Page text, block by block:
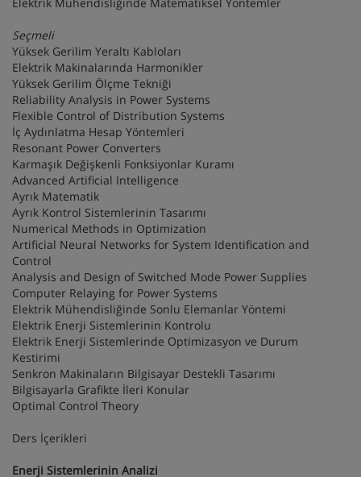
Seçmeli
Yüksek Gerilim Yeraltı Kabloları
Elektrik Makinalarında Harmonikler
Yüksek Gerilim Ölçme Tekniği
Reliability Analysis in Power Systems
Flexible Control of Distribution Systems
İç Aydınlatma Hesap Yöntemleri
Resonant Power Converters
Karmaşık Değişkenli Fonksiyonlar Kuramı
Advanced Artificial Intelligence
Ayrık Matematik
Ayrık Kontrol Sistemlerinin Tasarımı
Numerical Methods in Optimization
Artificial Neural Networks for System Identification and
Control
Analysis and Design of Switched Mode Power Supplies
Computer Relaying for Power Systems
Elektrik Mühendisliğinde Sonlu Elemanlar Yöntemi
Elektrik Enerji Sistemlerinin Kontrolu
Elektrik Enerji Sistemlerinde Optimizasyon ve Durum
Kestirimi
Senkron Makinaların Bilgisayar Destekli Tasarımı
Bilgisayarla Grafikte İleri Konular
Optimal Control Theory
Ders İçerikleri
Enerji Sistemlerinin Analizi